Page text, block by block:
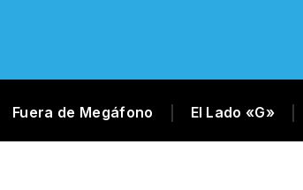
Fuera de Megáfono El Lado «G»